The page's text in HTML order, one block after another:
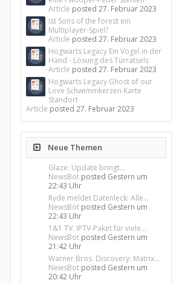
Article posted27. Februar 2023
Ist Sons of the forest ein
Multiplayer-Spiel?
Article posted27. Februar 2023
Hogwarts Legacy Ein Vogel in der
Hand - Lösung des Türrätsels
Article posted27. Februar 2023
Hogwarts Legacy Ghost of our
Love Schwimmkerzen Karte
Standort
Article posted27. Februar 2023
Neue Themen
Glaze: Update bringt...
NewsBot posted Gestern um
22:43 Uhr
Ryde meldet Datenleck: Alle...
NewsBot posted Gestern um
22:43 Uhr
1&1 TV: IPTV-Paket für viele...
NewsBot posted Gestern um
21:42 Uhr
Warner Bros. Discovery: Matrix...
NewsBot posted Gestern um
20:42 Uhr